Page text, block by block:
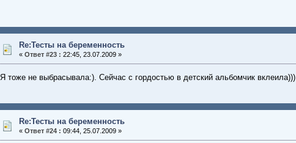
Re:Тесты на беременность
« Ответ #23 : 22:45, 23.07.2009 »
Я тоже не выбрасывала:). Сейчас с гордостью в детский альбомчик вклеила)))
Re:Тесты на беременность
« Ответ #24 : 09:44, 25.07.2009 »